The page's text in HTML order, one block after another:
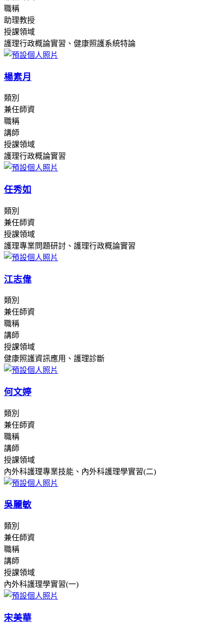
職稱
助理教授
授課領域
護理行政概論實習、健康照護系統特論
楊素月
類別
兼任師資
職稱
講師
授課領域
護理行政概論實習
任秀如
類別
兼任師資
授課領域
護理專業問題研討、護理行政概論實習
江志偉
類別
兼任師資
職稱
講師
授課領域
健康照護資訊應用、護理診斷
何文婷
類別
兼任師資
職稱
講師
授課領域
內外科護理專業技能、內外科護理學實習(二)
吳麗敏
類別
兼任師資
職稱
講師
授課領域
內外科護理學實習(一)
宋美華